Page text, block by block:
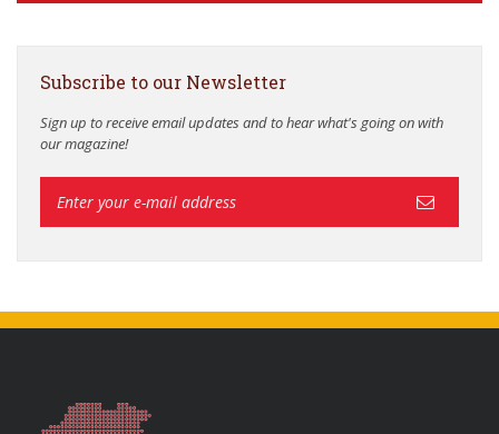
Subscribe to our Newsletter
Sign up to receive email updates and to hear what's going on with
our magazine!